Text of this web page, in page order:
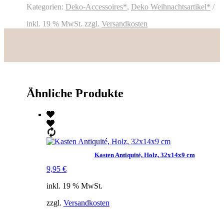
beschneit
Kategorien: Deko-Accessoires*, Deko Weihnachtsartikel*
inkl. 19 % MwSt. zzgl. Versandkosten
Ähnliche Produkte
Kasten Antiquité, Holz, 32x14x9 cm
9,95 €
inkl. 19 % MwSt.
zzgl. Versandkosten